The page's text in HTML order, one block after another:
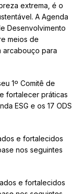
extrema, é o
A Agenda
Desenvolvimento
meios de
arcabouço para
1º Comitê de
fortalecer práticas
ESG e os 17 ODS
e fortalecidos
nos seguintes
e fortalecidos